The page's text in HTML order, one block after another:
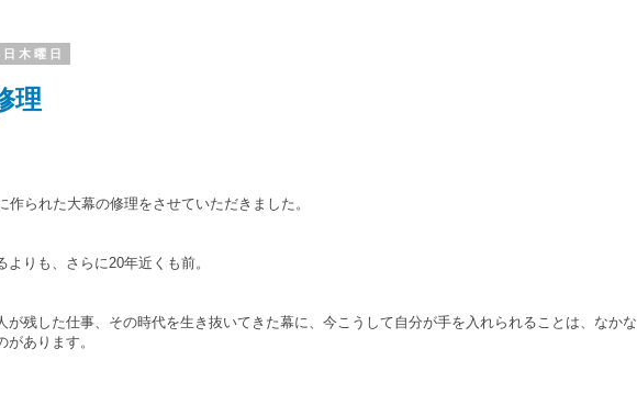
木曜日
理
作られた大幕の修理をさせていただきました。
よりも、さらに20年近くも前。
が残した仕事、その時代を生き抜いてきた幕に、今こうして自分が手を入れられることは、なかな
があります。⁡